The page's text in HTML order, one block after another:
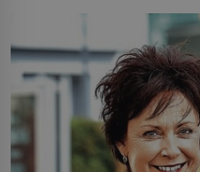
Jsme spolu moc rádi Tehdy